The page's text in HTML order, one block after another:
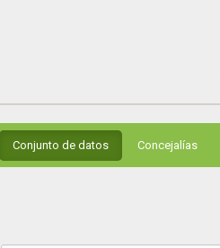
Conjunto de datos Concejalías